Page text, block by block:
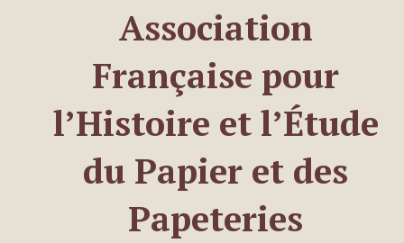
Association
Française pour
l’Histoire et l’Étude
du Papier et des
Papeteries